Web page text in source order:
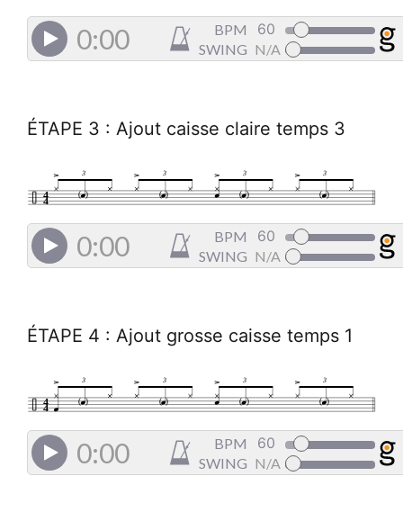
0:00
BPM
SWING N/A
ÉTAPE 3 : Ajout caisse claire temps 3
3 3 3 3
4
4
( ) ( ) ( ) ( )
0:00
BPM
SWING N/A
ÉTAPE 4 : Ajout grosse caisse temps 1
3 3 3 3
4
4
( ) ( ) ( ) ( )
0:00
BPM
SWING N/A